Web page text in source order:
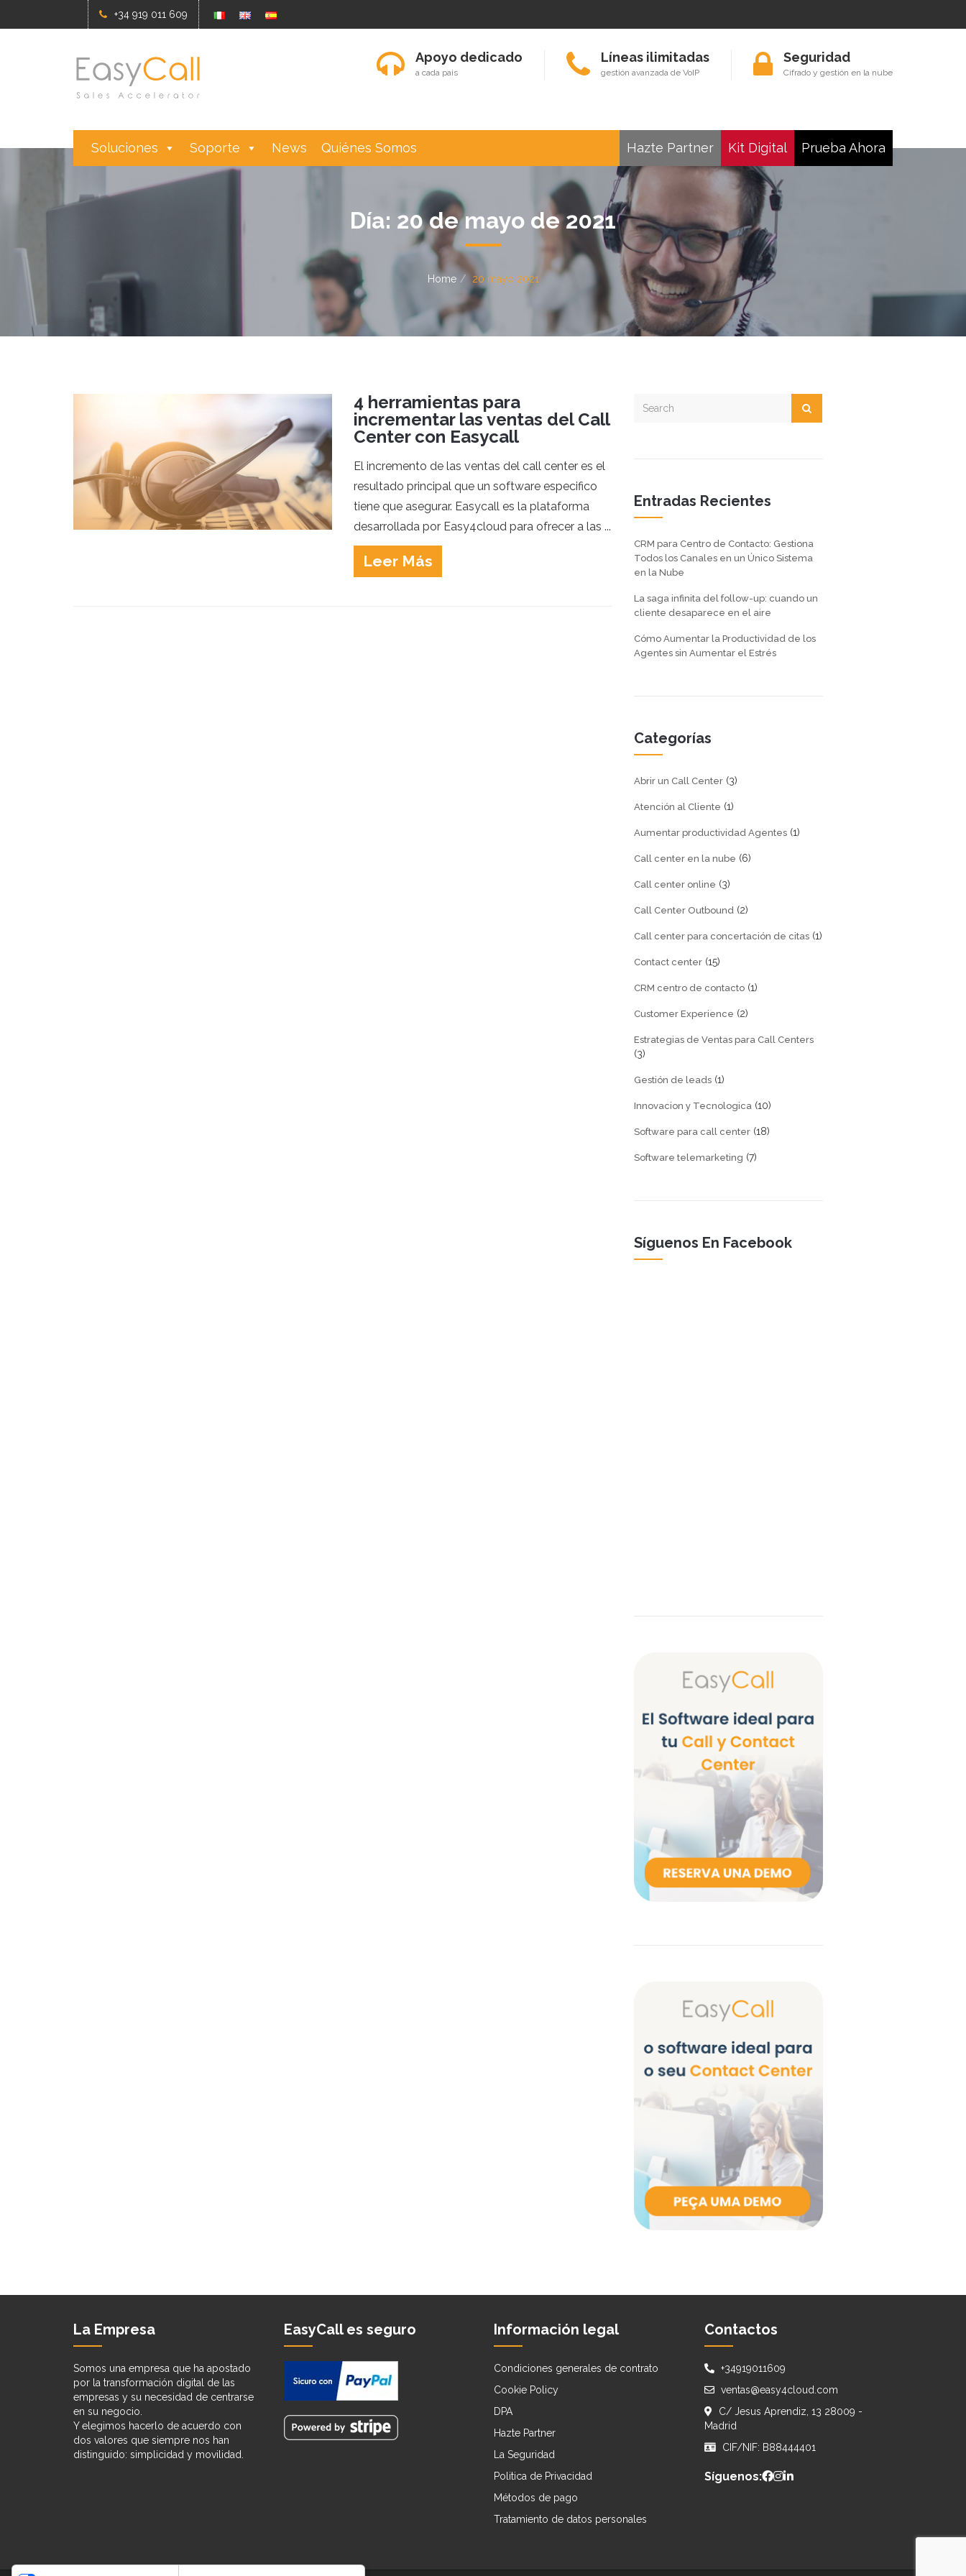
+34 919 011 609
Apoyo dedicado
a cada pais
Líneas ilimitadas
gestión avanzada de VoIP
Seguridad
Cifrado y gestión en la nube
Soluciones Soporte News Quiénes Somos Prueba Ahora
Kit Digital
Hazte Partner
Día: 20 de mayo de 2021
Home 20 mayo 2021
4 herramientas para
incrementar las ventas del Call
Center con Easycall
El incremento de las ventas del call center es el
resultado principal que un software especifico
tiene que asegurar. Easycall es la plataforma
desarrollada por Easy4cloud para ofrecer a las ...
Leer Más
Entradas Recientes
CRM para Centro de Contacto: Gestiona
Todos los Canales en un Único Sistema
en la Nube
La saga infinita del follow-up: cuando un
cliente desaparece en el aire
Cómo Aumentar la Productividad de los
Agentes sin Aumentar el Estrés
Categorías
Abrir un Call Center (3)
Atención al Cliente (1)
Aumentar productividad Agentes (1)
Call center en la nube (6)
Call center online (3)
Call Center Outbound (2)
Call center para concertación de citas (1)
Contact center (15)
CRM centro de contacto (1)
Customer Experience (2)
Estrategias de Ventas para Call Centers
(3)
Gestión de leads (1)
Innovacion y Tecnologica (10)
Software para call center (18)
Software telemarketing (7)
Síguenos En Facebook
La Empresa
Somos una empresa que ha apostado
por la transformación digital de las
empresas y su necesidad de centrarse
en su negocio.
Y elegimos hacerlo de acuerdo con
dos valores que siempre nos han
distinguido: simplicidad y movilidad.
EasyCall es seguro Información legal
Condiciones generales de contrato
Cookie Policy
DPA
Hazte Partner
La Seguridad
Politica de Privacidad
Métodos de pago
Tratamiento de datos personales
Contactos
+34919011609
ventas@easy4cloud.com
C/ Jesus Aprendiz, 13 28009 -
Madrid
CIF/NIF: B88444401
Síguenos: